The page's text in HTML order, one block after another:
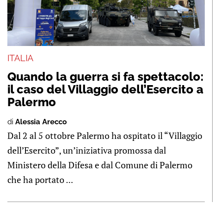
ITALIA
Quando la guerra si fa spettacolo:
il caso del Villaggio dell’Esercito a
Palermo
di Alessia Arecco
Dal 2 al 5 ottobre Palermo ha ospitato il “Villaggio
dell’Esercito”, un’iniziativa promossa dal
Ministero della Difesa e dal Comune di Palermo
che ha portato ...